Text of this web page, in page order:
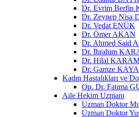
Dr. Evrim Berfin
Dr. Zeynep Nisa
Dr. Vedat ENÜK
Dr. Ömer AKAN
Dr. Ahmed Said
Dr. İbrahim
Dr. Hilal
Dr. Gamze
Kadın Hastalıkları ve
Op. Dr. Fatıma
Aile Hekim Uzmanı
Uzman Doktor
Uzman Doktor